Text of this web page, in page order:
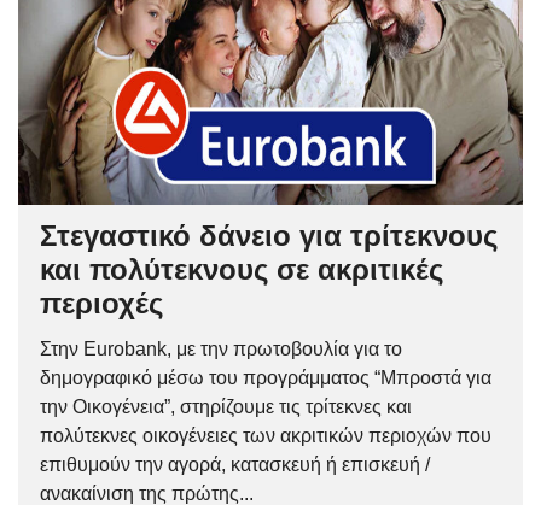
Στεγαστικό δάνειο για τρίτεκνους
και πολύτεκνους σε ακριτικές
περιοχές
Στην Eurobank, με την πρωτοβουλία για το
δημογραφικό μέσω του προγράμματος “Μπροστά για
την Οικογένεια”, στηρίζουμε τις τρίτεκνες και
πολύτεκνες οικογένειες των ακριτικών περιοχών που
επιθυμούν την αγορά, κατασκευή ή επισκευή /
ανακαίνιση της πρώτης...